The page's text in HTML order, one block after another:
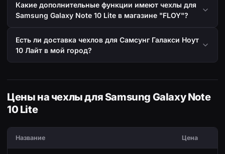
Какие дополнительные функции имеют чехлы для
Samsung Galaxy Note 10 Lite в магазине "FLOY"?
Есть ли доставка чехлов для Самсунг Галакси Ноут
10 Лайт в мой город?
Цены на чехлы для Samsung Galaxy Note
10 Lite
Название Цена